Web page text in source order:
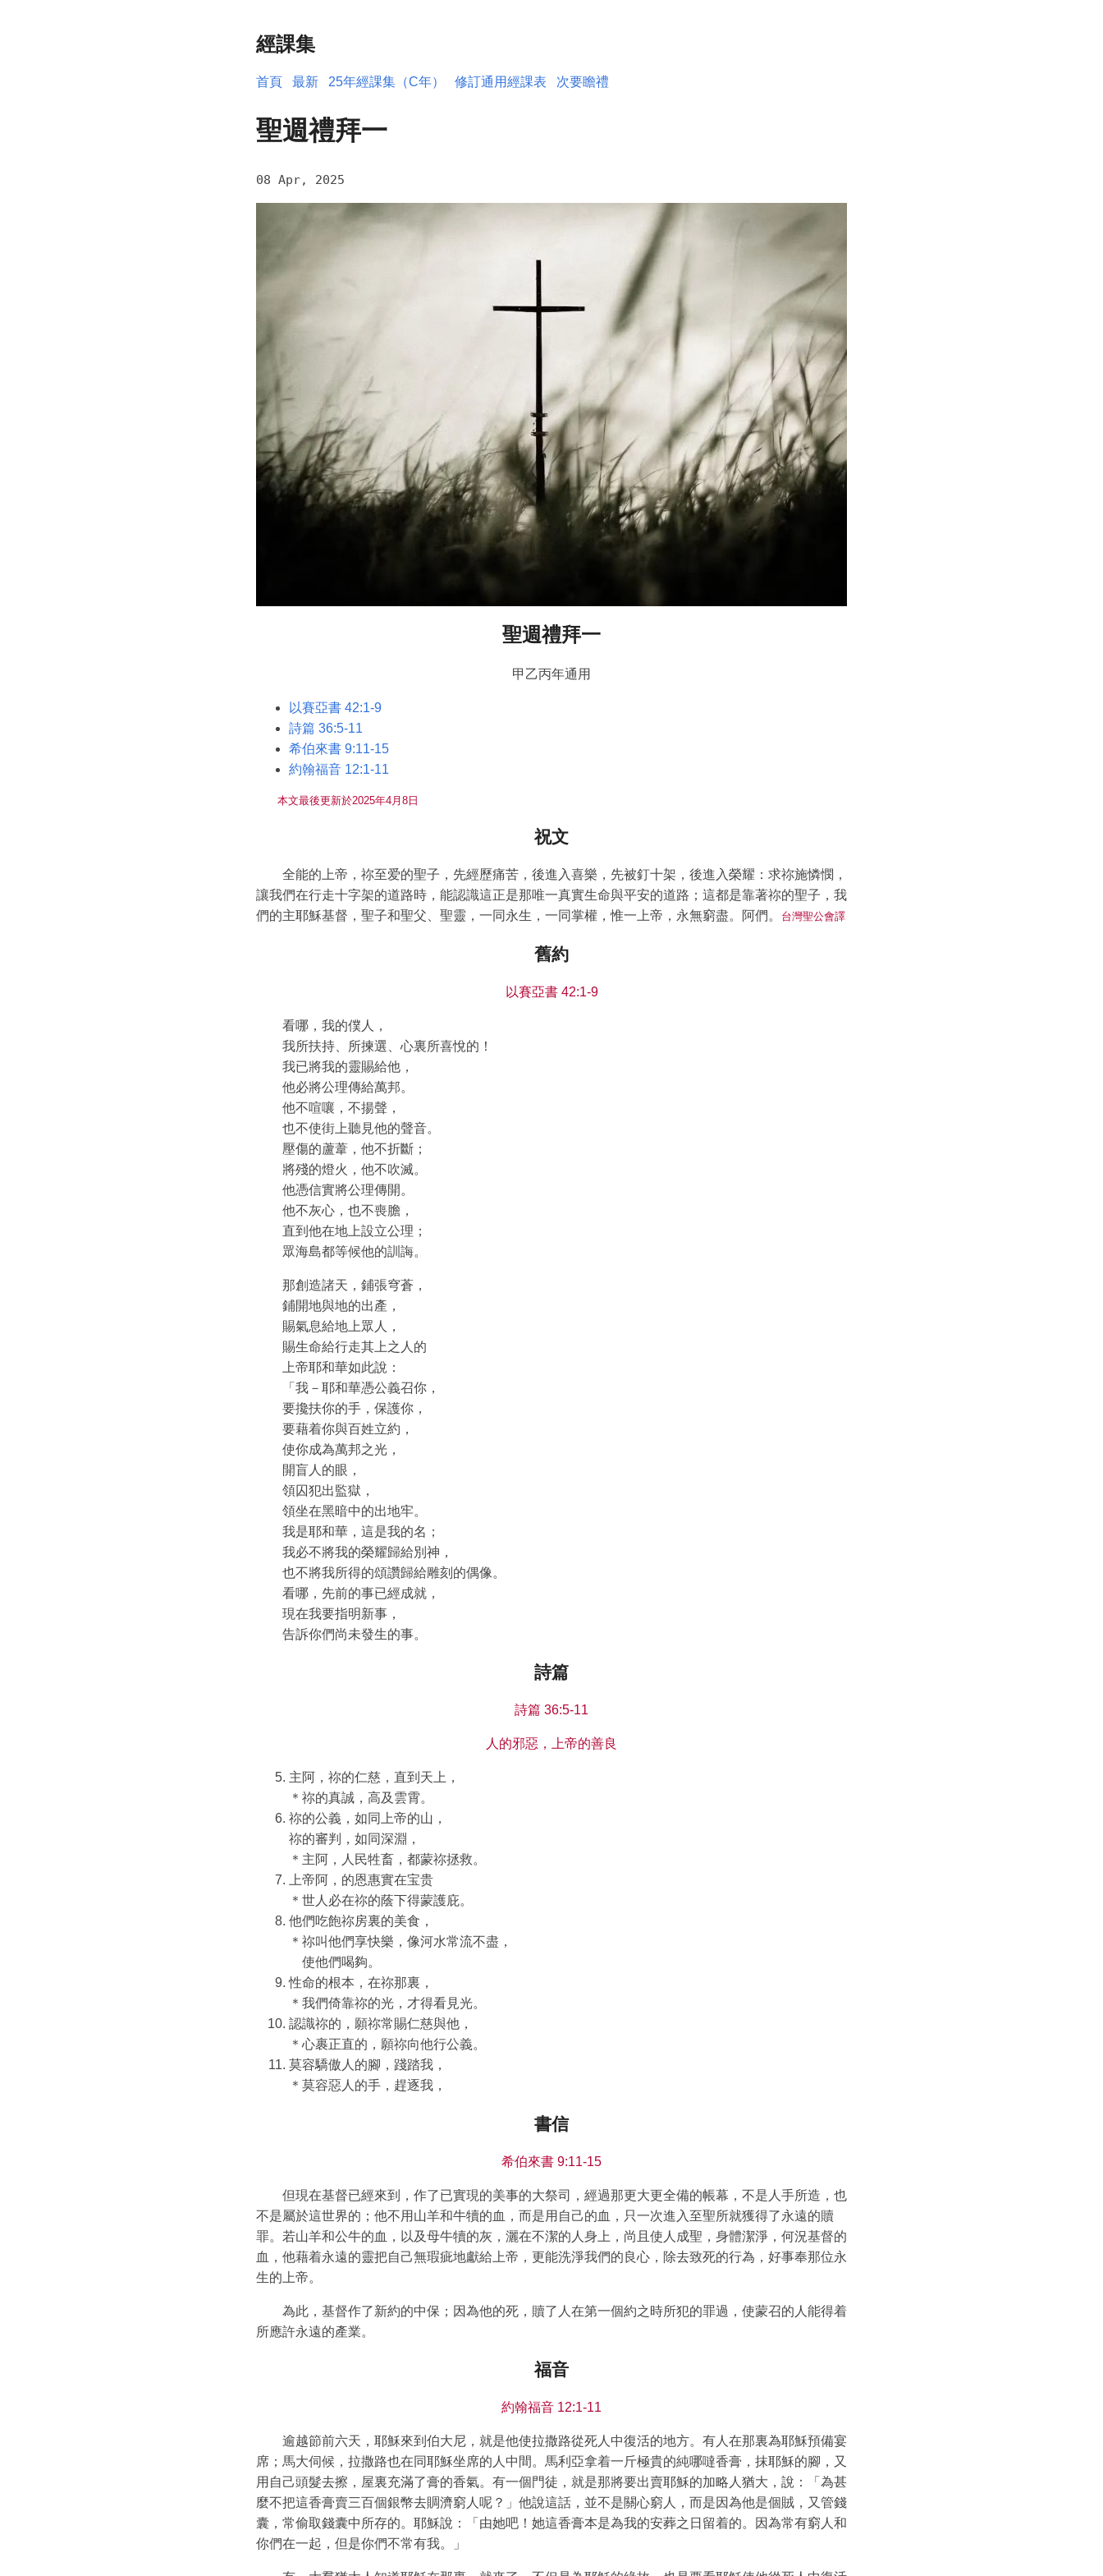
經課集
首頁 最新 25年經課集（C年） 修訂通用經課表 次要瞻禮
聖週禮拜一
08 Apr, 2025
聖週禮拜一
甲乙丙年通用
以賽亞書 42:1-9
詩篇 36:5-11
希伯來書 9:11-15
約翰福音 12:1-11
本文最後更新於2025年4月8日
祝文
全能的上帝，祢至爱的聖子，先經歷痛苦，後進入喜樂，先被釘十架，後進入榮耀：求祢施憐憫，
讓我們在行走十字架的道路時，能認識這正是那唯一真實生命與平安的道路；這都是靠著祢的聖子，我
們的主耶穌基督，聖子和聖父、聖靈，一同永生，一同掌權，惟一上帝，永無窮盡。阿們。
台灣聖公會譯
舊約
以賽亞書 42:1-9
看哪，我的僕人，
我所扶持、所揀選、心裏所喜悅的！
我已將我的靈賜給他，
他必將公理傳給萬邦。
他不喧嚷，不揚聲，
也不使街上聽見他的聲音。
壓傷的蘆葦，他不折斷；
將殘的燈火，他不吹滅。
他憑信實將公理傳開。
他不灰心，也不喪膽，
直到他在地上設立公理；
眾海島都等候他的訓誨。
那創造諸天，鋪張穹蒼，
鋪開地與地的出產，
賜氣息給地上眾人，
賜生命給行走其上之人的
上帝耶和華如此說：
「我－耶和華憑公義召你，
要攙扶你的手，保護你，
要藉着你與百姓立約，
使你成為萬邦之光，
開盲人的眼，
領囚犯出監獄，
領坐在黑暗中的出地牢。
我是耶和華，這是我的名；
我必不將我的榮耀歸給別神，
也不將我所得的頌讚歸給雕刻的偶像。
看哪，先前的事已經成就，
現在我要指明新事，
告訴你們尚未發生的事。
詩篇
詩篇 36:5-11
人的邪惡，上帝的善良
主阿，祢的仁慈，直到天上，
＊祢的真誠，高及雲霄。
祢的公義，如同上帝的山，
祢的審判，如同深淵，
＊主阿，人民牲畜，都蒙祢拯救。
上帝阿，的恩惠實在宝贵
＊世人必在祢的蔭下得蒙護庇。
他們吃飽祢房裏的美食，
＊祢叫他們享快樂，像河水常流不盡，
使他們喝夠。
性命的根本，在祢那裏，
＊我們倚靠祢的光，才得看見光。
認識祢的，願祢常賜仁慈與他，
＊心裹正直的，願祢向他行公義。
莫容驕傲人的腳，踐踏我，
＊莫容惡人的手，趕逐我，
書信
希伯來書 9:11-15
但現在基督已經來到，作了已實現的美事的大祭司，經過那更大更全備的帳幕，不是人手所造，也
不是屬於這世界的；他不用山羊和牛犢的血，而是用自己的血，只一次進入至聖所就獲得了永遠的贖
罪。若山羊和公牛的血，以及母牛犢的灰，灑在不潔的人身上，尚且使人成聖，身體潔淨，何況基督的
血，他藉着永遠的靈把自己無瑕疵地獻給上帝，更能洗淨我們的良心，除去致死的行為，好事奉那位永
生的上帝。
為此，基督作了新約的中保；因為他的死，贖了人在第一個約之時所犯的罪過，使蒙召的人能得着
所應許永遠的產業。
福音
約翰福音 12:1-11
逾越節前六天，耶穌來到伯大尼，就是他使拉撒路從死人中復活的地方。有人在那裏為耶穌預備宴
席；馬大伺候，拉撒路也在同耶穌坐席的人中間。馬利亞拿着一斤極貴的純哪噠香膏，抹耶穌的腳，又
用自己頭髮去擦，屋裏充滿了膏的香氣。有一個門徒，就是那將要出賣耶穌的加略人猶大，說：「為甚
麼不把這香膏賣三百個銀幣去賙濟窮人呢？」他說這話，並不是關心窮人，而是因為他是個賊，又管錢
囊，常偷取錢囊中所存的。耶穌說：「由她吧！她這香膏本是為我的安葬之日留着的。因為常有窮人和
你們在一起，但是你們不常有我。」